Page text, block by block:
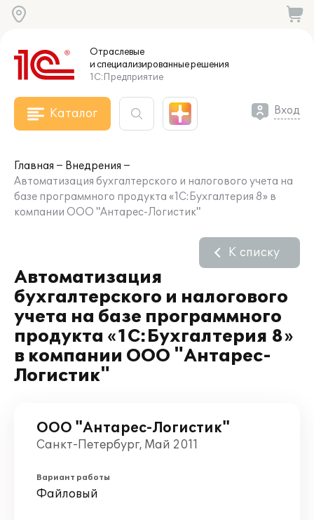
Отраслевые
и специализированныерешения
1С:Предприятие
Каталог Вход
Главная
Внедрения
Автоматизация бухгалтерского и налогового учета на
базе программного продукта «1C:Бухгалтерия 8» в
компании ООО "Антарес-Логистик"
Автоматизация
бухгалтерского и налогового
учета на базе программного
продукта «1C:Бухгалтерия 8»
в компании ООО "Антарес-
Логистик"
К списку
ООО "Антарес-Логистик"
Санкт-Петербург, Май 2011
Вариант работы
Файловый